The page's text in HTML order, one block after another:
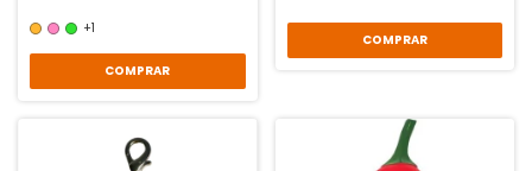
+1
COMPRAR
COMPRAR